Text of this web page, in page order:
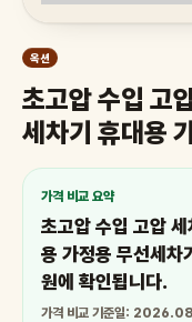
옥션
초고압 수입 고
세차기 휴대용
가격 비교 요약
초고압 수입 고압
용 가정용 무선세
원에 확인됩니다.
가격 비교 기준일: